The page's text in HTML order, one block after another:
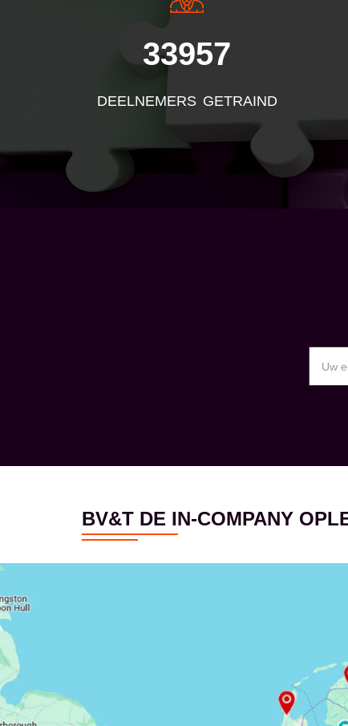
33957
DEELNEMERS GETRAIND
BV&T DE IN-COMPANY